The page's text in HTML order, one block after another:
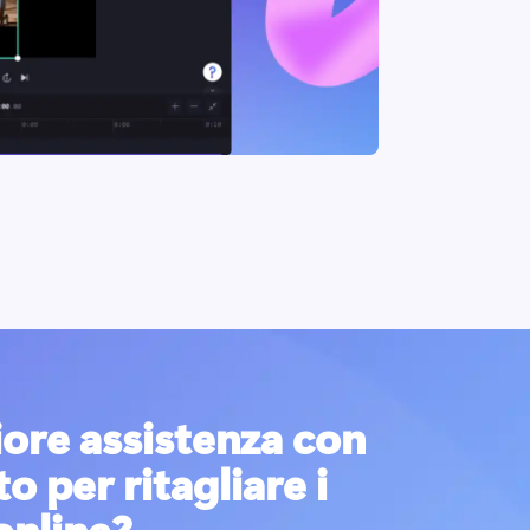
assistenza con
per ritagliare i